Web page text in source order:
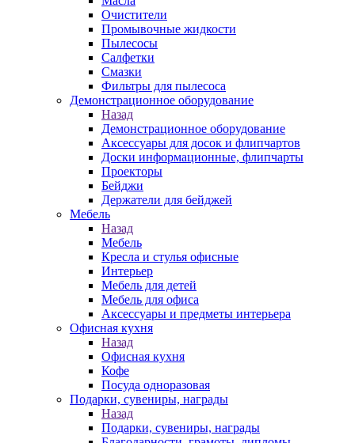
Очистители
Промывочные жидкости
Пылесосы
Салфетки
Смазки
Фильтры для пылесоса
Демонстрационное оборудование
Назад
Демонстрационное оборудование
Аксессуары для досок и флипчартов
Доски информационные, флипчарты
Проекторы
Бейджи
Держатели для бейджей
Мебель
Назад
Мебель
Кресла и стулья офисные
Интерьер
Мебель для детей
Мебель для офиса
Аксессуары и предметы интерьера
Офисная кухня
Назад
Офисная кухня
Кофе
Посуда одноразовая
Подарки, сувениры, награды
Назад
Подарки, сувениры, награды